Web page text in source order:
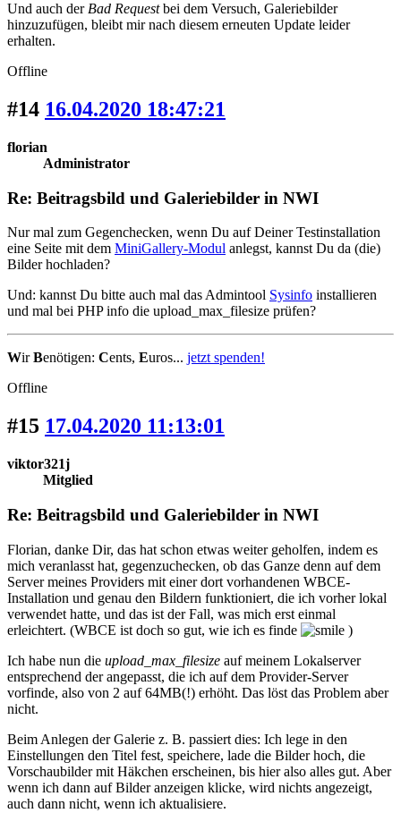
Und auch der Bad Requestbei dem Versuch, Galeriebilder
hinzuzufügen, bleibt mir nach diesem erneuten Update leider
erhalten.
Offline
#14 16.04.2020 18:47:21
florian
Administrator
Re: Beitragsbild und Galeriebilder in NWI
Nur mal zum Gegenchecken, wenn Du auf Deiner Testinstallation
eine Seite mit dem MiniGallery-Modul anlegst, kannst Du da (die)
Bilder hochladen?
Und: kannst Du bitte auch mal das Admintool Sysinfo installieren
und mal bei PHP info die upload_max_filesize prüfen?
WirBenötigen: Cents, Euros... jetzt spenden!
Offline
#15 17.04.2020 11:13:01
viktor321j
Mitglied
Re: Beitragsbild und Galeriebilder in NWI
Florian, danke Dir, das hat schon etwas weiter geholfen, indem es
mich veranlasst hat, gegenzuchecken, ob das Ganze denn auf dem
Server meines Providers mit einer dort vorhandenen WBCE-
Installation und genau den Bildern funktioniert, die ich vorher lokal
verwendet hatte, und das ist der Fall, was mich erst einmal
erleichtert. (WBCE ist doch so gut, wie ich es finde
)
Ich habe nun die upload_max_filesize auf meinem Lokalserver
entsprechend der angepasst, die ich auf dem Provider-Server
vorfinde, also von 2 auf 64MB(!) erhöht. Das löst das Problem aber
nicht.
Beim Anlegen der Galerie z. B. passiert dies: Ich lege in den
Einstellungen den Titel fest, speichere, lade die Bilder hoch, die
Vorschaubilder mit Häkchen erscheinen, bis hier also alles gut. Aber
wenn ich dann auf Bilder anzeigen klicke, wird nichts angezeigt,
auch dann nicht, wenn ich aktualisiere.